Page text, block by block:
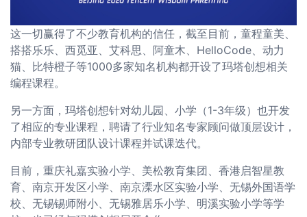
这一切赢得了不少教育机构的信任，截至目前，童程童美、
搭搭乐乐、西觅亚、艾科思、阿童木、HelloCode、动力
猫、比特橙子等1000多家知名机构都开设了玛塔创想相关
编程课程。
另一方面，玛塔创想针对幼儿园、小学（1-3年级）也开发
了相应的专业课程，聘请了行业知名专家顾问做顶层设计，
内部专业教研团队设计课程并试课迭代。
目前，重庆礼嘉实验小学、美松教育集团、香港启智星教
育、南京开发区小学、南京溧水区实验小学、无锡外国语学
校、无锡锡师附小、无锡雅居乐小学、明溪实验小学等学